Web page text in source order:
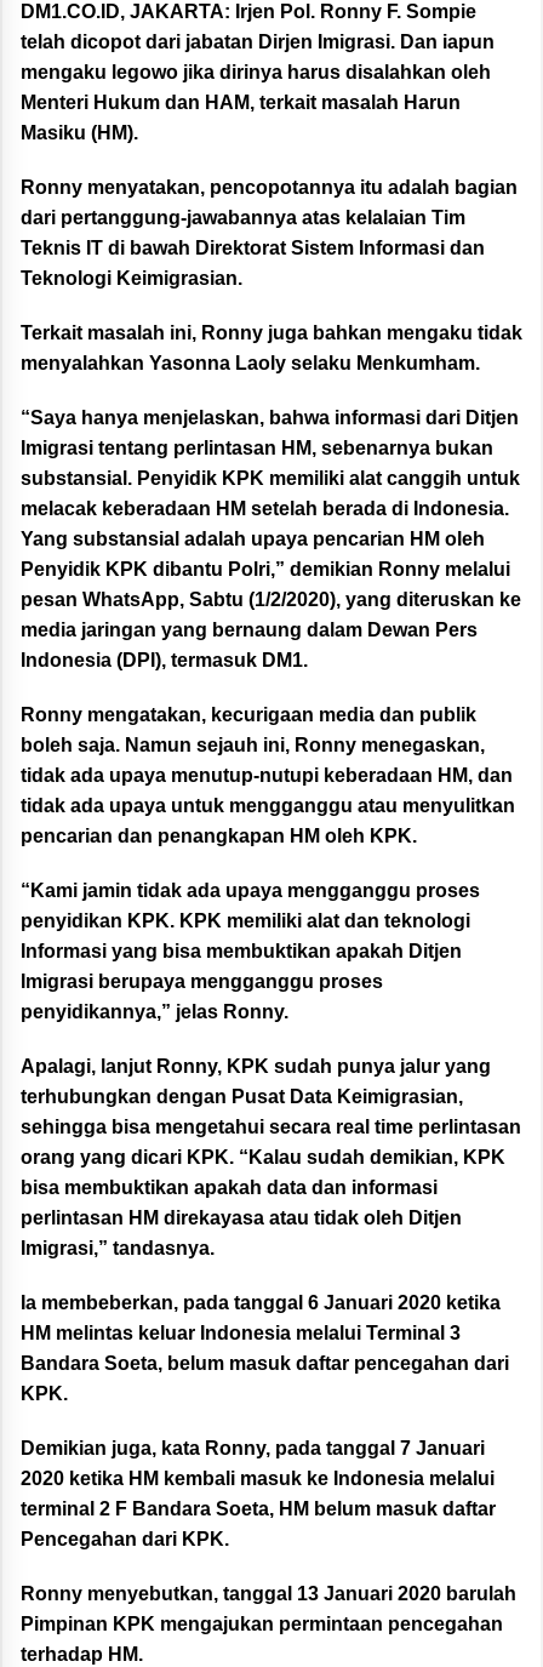
DM1.CO.ID, JAKARTA: Irjen Pol. Ronny F. Sompie
telah dicopot dari jabatan Dirjen Imigrasi. Dan iapun
mengaku legowo jika dirinya harus disalahkan oleh
Menteri Hukum dan HAM, terkait masalah Harun
Masiku (HM).
Ronny menyatakan, pencopotannya itu adalah bagian
dari pertanggung-jawabannya atas kelalaian Tim
Teknis IT di bawah Direktorat Sistem Informasi dan
Teknologi Keimigrasian.
Terkait masalah ini, Ronny juga bahkan mengaku tidak
menyalahkan Yasonna Laoly selaku Menkumham.
“Saya hanya menjelaskan, bahwa informasi dari Ditjen
Imigrasi tentang perlintasan HM, sebenarnya bukan
substansial. Penyidik KPK memiliki alat canggih untuk
melacak keberadaan HM setelah berada di Indonesia.
Yang substansial adalah upaya pencarian HM oleh
Penyidik KPK dibantu Polri,” demikian Ronny melalui
pesan WhatsApp, Sabtu (1/2/2020), yang diteruskan ke
media jaringan yang bernaung dalam Dewan Pers
Indonesia (DPI), termasuk DM1.
Ronny mengatakan, kecurigaan media dan publik
boleh saja. Namun sejauh ini, Ronny menegaskan,
tidak ada upaya menutup-nutupi keberadaan HM, dan
tidak ada upaya untuk mengganggu atau menyulitkan
pencarian dan penangkapan HM oleh KPK.
“Kami jamin tidak ada upaya mengganggu proses
penyidikan KPK. KPK memiliki alat dan teknologi
Informasi yang bisa membuktikan apakah Ditjen
Imigrasi berupaya mengganggu proses
penyidikannya,” jelas Ronny.
Apalagi, lanjut Ronny, KPK sudah punya jalur yang
terhubungkan dengan Pusat Data Keimigrasian,
sehingga bisa mengetahui secara real time perlintasan
orang yang dicari KPK. “Kalau sudah demikian, KPK
bisa membuktikan apakah data dan informasi
perlintasan HM direkayasa atau tidak oleh Ditjen
Imigrasi,” tandasnya.
Ia membeberkan, pada tanggal 6 Januari 2020 ketika
HM melintas keluar Indonesia melalui Terminal 3
Bandara Soeta, belum masuk daftar pencegahan dari
KPK.
Demikian juga, kata Ronny, pada tanggal 7 Januari
2020 ketika HM kembali masuk ke Indonesia melalui
terminal 2 F Bandara Soeta, HM belum masuk daftar
Pencegahan dari KPK.
Ronny menyebutkan, tanggal 13 Januari 2020 barulah
Pimpinan KPK mengajukan permintaan pencegahan
terhadap HM.